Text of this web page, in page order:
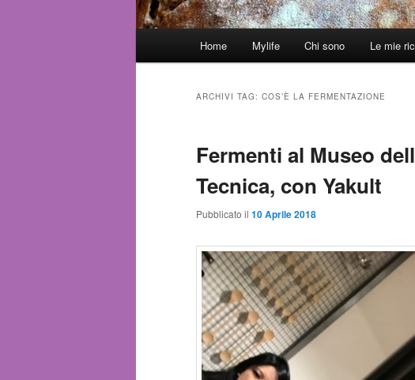
Vai
principale
Vai
secondario
Home Mylife Chi sono Le mie
ARCHIVI TAG: COS’È LA FERMENTAZIONE
Fermenti al Museo
Tecnica, con Yakult
Pubblicato il 10 Aprile 2018